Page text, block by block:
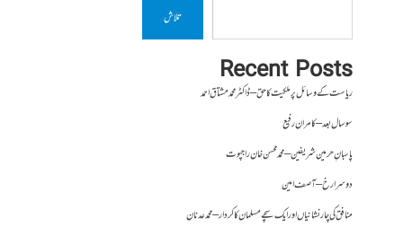
تلاش
Recent Posts
ریاست کے وسائل پر ملکیت کا حق – ڈاکٹر محمد مشتاق احمد
سو سال بعد – کامران رفیع
پاسبانِ حرمین شریفین – محمد محسن خان راجپوت
دوسرا رخ – آصف امین
منافق کی چار نشانیاں اور ایک سچے مسلمان کا کردار – محمد عدنان